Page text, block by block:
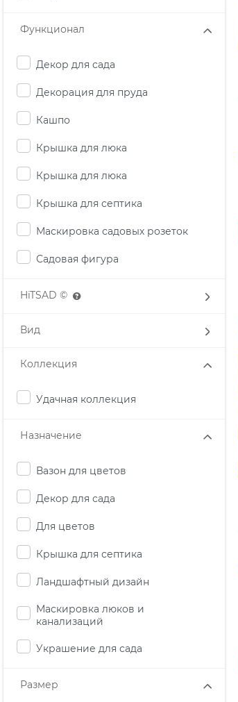
Функционал
Декор для сада
Декорация для пруда
Кашпо
Крышка для люка
Крышка для люка
Крышка для септика
Маскировка садовых розеток
Садовая фигура
HiTSAD ©
Вид
Коллекция
Удачная коллекция
Назначение
Вазон для цветов
Декор для сада
Для цветов
Крышка для септика
Ландшафтный дизайн
Маскировка люков и
канализаций
Украшение для сада
Размер